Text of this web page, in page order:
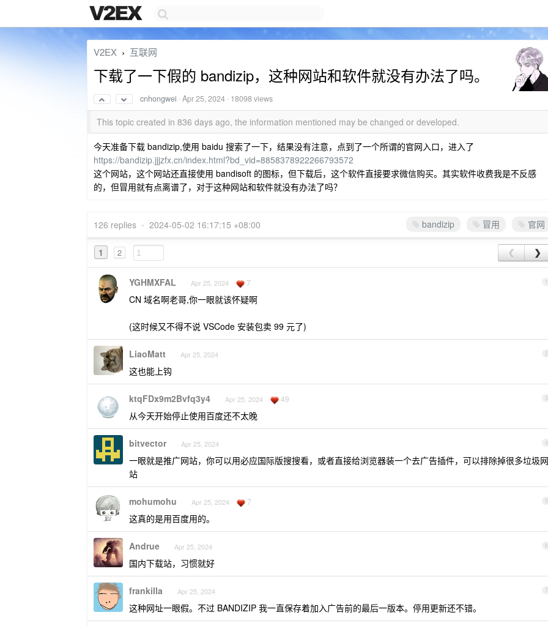
V2EX › 互联网
下载了一下假的 bandizip，这种网站和软件就没有办法了吗。
cnhongwei ·Apr 25, 2024 · 18098 views
This topic created in 836 days ago, the information mentioned may be changed or developed.
今天准备下载 bandizip,使用 baidu 搜索了一下，结果没有注意，点到了一个所谓的官网入口，进入了
https://bandizip.jjjzfx.cn/index.html?bd_vid=8858378922266793572
这个网站，这个网站还直接使用 bandisoft 的图标，但下载后，这个软件直接要求微信购买。其实软件收费我是不反感
的，但冒用就有点离谱了，对于这种网站和软件就没有办法了吗？
bandizip 冒用 官网
126 replies • 2024-05-02 16:17:15 +08:00
1 2 ❮ ❯
1
YGHMXFAL Apr 25, 2024 7
CN 域名啊老哥,你一眼就该怀疑啊
(这时候又不得不说 VSCode 安装包卖 99 元了)
2
LiaoMatt Apr 25, 2024
这也能上钩
3
ktqFDx9m2Bvfq3y4 Apr 25, 2024 49
从今天开始停止使用百度还不太晚
4
bitvector Apr 25, 2024
一眼就是推广网站，你可以用必应国际版搜搜看，或者直接给浏览器装一个去广告插件，可以排除掉很多垃圾网
站
5
mohumohu Apr 25, 2024 7
这真的是用百度用的。
6
Andrue Apr 25, 2024
国内下载站，习惯就好
7
frankilla Apr 25, 2024
这种网址一眼假。不过 BANDIZIP 我一直保存着加入广告前的最后一版本。停用更新还不错。